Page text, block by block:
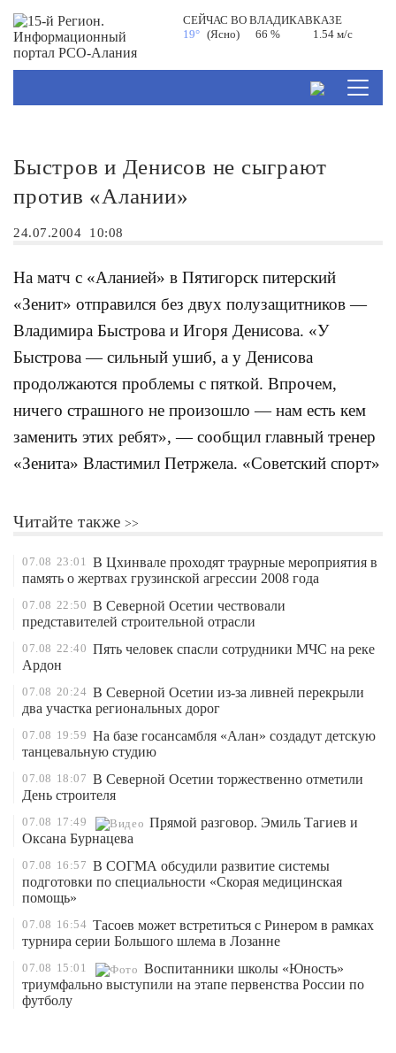
СЕЙЧАС ВОВЛАДИКАВКАЗЕ
19° (Ясно) 66 % 1.54 м/с
Быстров и Денисов не сыграют
против «Алании»
24.07.2004 10:08
На матч с «Аланией» в Пятигорск питерский
«Зенит» отправился без двух полузащитников —
Владимира Быстрова и Игоря Денисова. «У
Быстрова — сильный ушиб, а у Денисова
продолжаются проблемы с пяткой. Впрочем,
ничего страшного не произошло — нам есть кем
заменить этих ребят», — сообщил главный тренер
«Зенита» Властимил Петржела. «Советский спорт»
Читайте также
07.08 23:01 В Цхинвале проходят траурные мероприятия в
память о жертвах грузинской агрессии 2008 года
07.08 22:50 В Северной Осетии чествовали
представителей строительной отрасли
07.08 22:40 Пять человек спасли сотрудники МЧС на реке
Ардон
07.08 20:24 В Северной Осетии из-за ливней перекрыли
два участка региональных дорог
07.08 19:59 На базе госансамбля «Алан» создадут детскую
танцевальную студию
07.08 18:07 В Северной Осетии торжественно отметили
День строителя
07.08 17:49
Прямой разговор. Эмиль Тагиев и
Оксана Бурнацева
07.08 16:57 В СОГМА обсудили развитие системы
подготовки по специальности «Скорая медицинская
помощь»
07.08 16:54 Тасоев может встретиться с Ринером в рамках
турнира серии Большого шлема в Лозанне
07.08 15:01
Воспитанники школы «Юность»
триумфально выступили на этапе первенства России по
футболу